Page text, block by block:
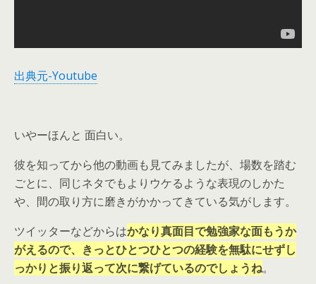
出典元-Youtube
いやーほんと 面白い。
彼を知ってから他の動画も見てみましたが、場数を踏む
ごとに、同じネタでもよりウケるような表現のしかた
や、間の取り方に磨きがかかってきている気がします。
ツイッターなどからはかなり真面目で勉強家な面もうか
がえるので、きっとひとつひとつの経験を無駄にせずし
っかりと振り返って次に繋げているのでしょうね。